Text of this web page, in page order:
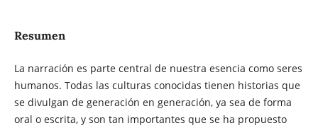
Resumen
La narración es parte central de nuestra esencia como seres
humanos. Todas las culturas conocidas tienen historias que
se divulgan de generación en generación, ya sea de forma
oral o escrita, y son tan importantes que se ha propuesto